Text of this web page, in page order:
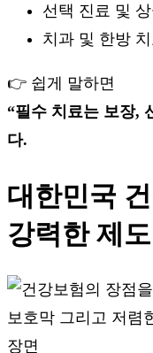
선택 진료 및
치과 및 한방
👉 쉽게 말하면
“필수 치료는 보장,
다.
대한민국
강력한 제